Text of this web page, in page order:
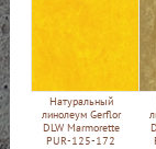
Натуральный
линолеум Gerflor
DLW Marmorette
PUR-125-172